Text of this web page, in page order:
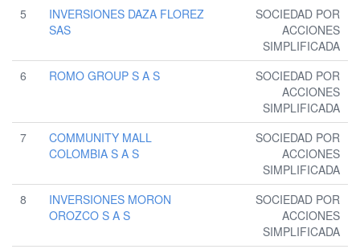
5
INVERSIONES DAZA FLOREZ
SAS
SOCIEDAD POR
ACCIONES
SIMPLIFICADA
6
ROMO GROUP S A S
SOCIEDAD POR
ACCIONES
SIMPLIFICADA
7
COMMUNITY MALL
COLOMBIA S A S
SOCIEDAD POR
ACCIONES
SIMPLIFICADA
8
INVERSIONES MORON
OROZCO S A S
SOCIEDAD POR
ACCIONES
SIMPLIFICADA